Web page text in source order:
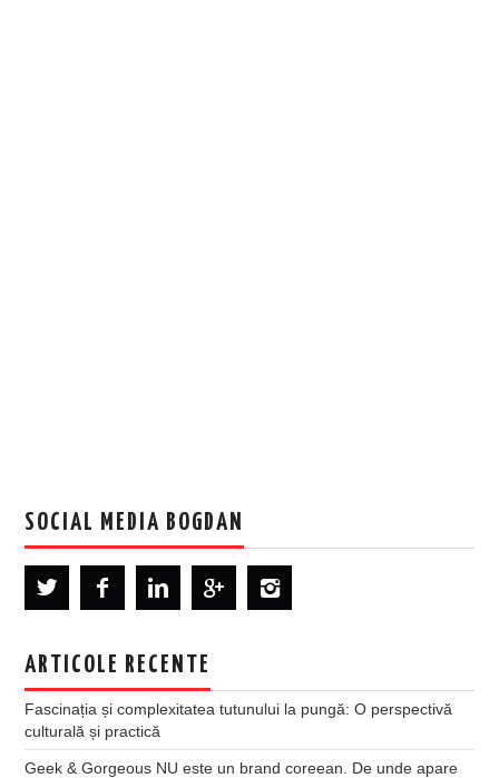
SOCIAL MEDIA BOGDAN
ARTICOLE RECENTE
Fascinația și complexitatea tutunului la pungă: O perspectivă
culturală și practică
Geek & Gorgeous NU este un brand coreean. De unde apare